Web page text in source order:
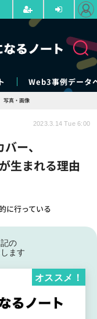
Web3事例データ
写真・画像
ー、
生まれる理由
行っている
2023.3.14 Tue 6:00
の
ます
オススメ！